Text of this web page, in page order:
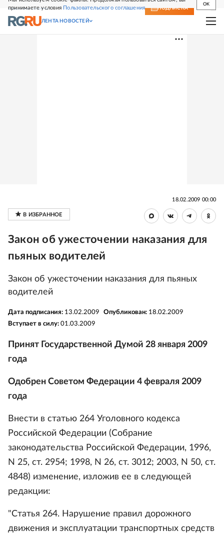
принимаете условия Пользовательского соглашения
OK
СВЕЖИЙ НОМЕР ПОДПИСКА
ЛЕНТА НОВОСТЕЙ
18.02.2009 00:00
Закон об ужесточении наказания для
пьяных водителей
Закон об ужесточении наказания для пьяных
водителей
Дата подписания: 13.02.2009 Опубликован: 18.02.2009
Вступает в силу: 01.03.2009
Принят Государственной Думой 28 января 2009
года
Одобрен Советом Федерации 4 февраля 2009
года
Внести в статью 264 Уголовного кодекса
Российской Федерации (Собрание
законодательства Российской Федерации, 1996,
N 25, ст. 2954; 1998, N 26, ст. 3012; 2003, N 50, ст.
4848) изменение, изложив ее в следующей
редакции:
"Статья 264. Нарушение правил дорожного
движения и эксплуатации транспортных средств